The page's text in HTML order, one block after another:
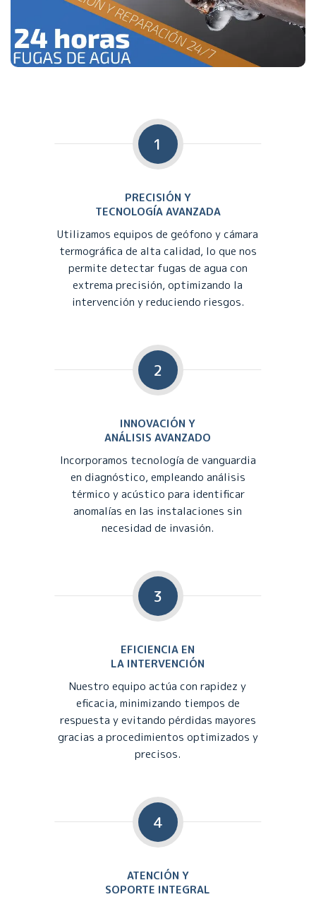
1
PRECISIÓN Y
TECNOLOGÍA AVANZADA
Utilizamos equipos de geófono y cámara
termográfica de alta calidad, lo que nos
permite detectar fugas de agua con
extrema precisión, optimizando la
intervención y reduciendo riesgos.
2
INNOVACIÓN Y
ANÁLISIS AVANZADO
Incorporamos tecnología de vanguardia
en diagnóstico, empleando análisis
térmico y acústico para identificar
anomalías en las instalaciones sin
necesidad de invasión.
3
EFICIENCIA EN
LA INTERVENCIÓN
Nuestro equipo actúa con rapidez y
eficacia, minimizando tiempos de
respuesta y evitando pérdidas mayores
gracias a procedimientos optimizados y
precisos.
4
ATENCIÓN Y
SOPORTE INTEGRAL